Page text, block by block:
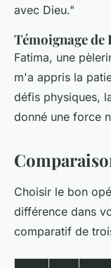
avec Dieu."
Témoignage de
Fatima, une
m'a appris la
défis physiques,
donné une force
Choisir le bon
différence dans
comparatif de